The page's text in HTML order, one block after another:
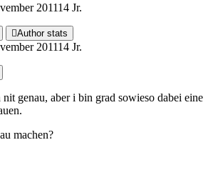
201114 Jr.
Author stats
201114 Jr.
genau, aber i bin grad sowieso dabei eine
machen?